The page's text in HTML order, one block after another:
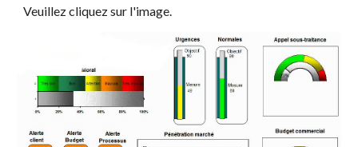
Veuillez cliquez sur l'image.